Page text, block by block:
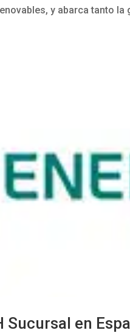
y abarca tanto la
Sucursal en